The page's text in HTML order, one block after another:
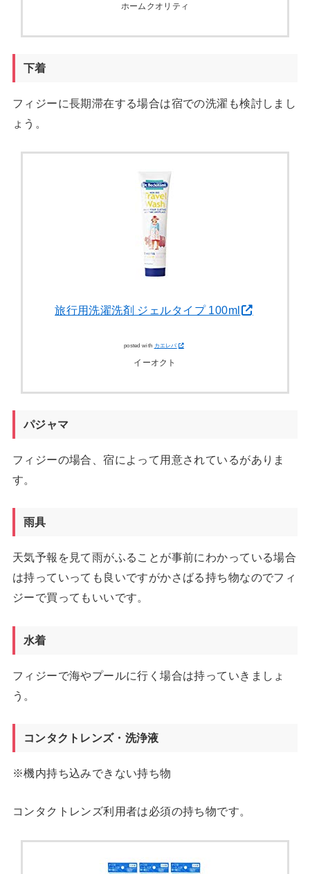
ホームクオリティ
下着
フィジーに長期滞在する場合は宿での洗濯も検討しまし
ょう。
旅行用洗濯洗剤 ジェルタイプ 100ml
posted with カエレバ
イーオクト
パジャマ
フィジーの場合、宿によって用意されているがありま
す。
雨具
天気予報を見て雨がふることが事前にわかっている場合
は持っていっても良いですがかさばる持ち物なのでフィ
ジーで買ってもいいです。
水着
フィジーで海やプールに行く場合は持っていきましょ
う。
コンタクトレンズ・洗浄液
※機内持ち込みできない持ち物
コンタクトレンズ利用者は必須の持ち物です。